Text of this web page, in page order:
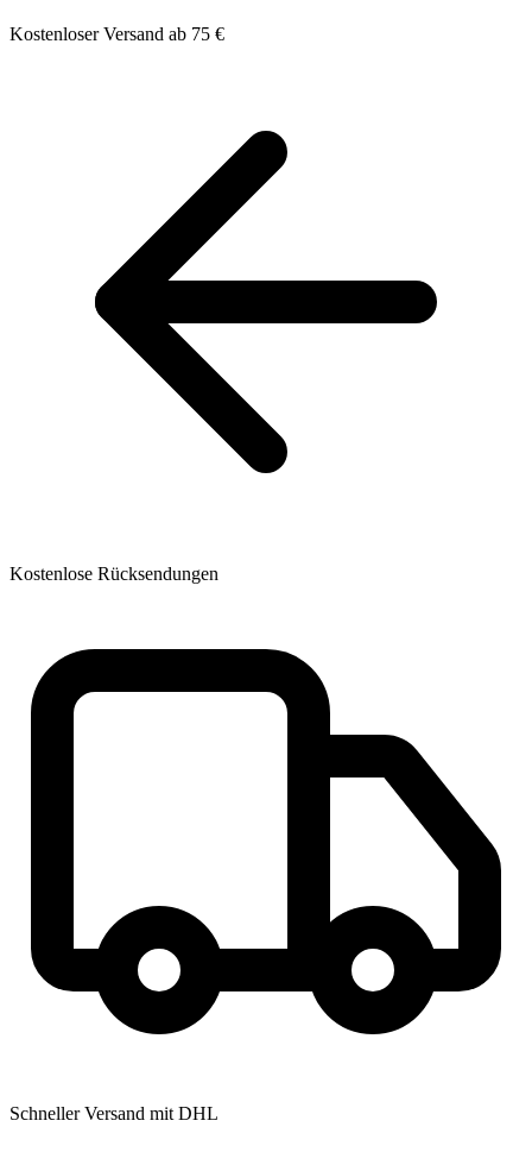
Kostenloser Versand ab 75 €
Kostenlose Rücksendungen
Schneller Versand mit DHL